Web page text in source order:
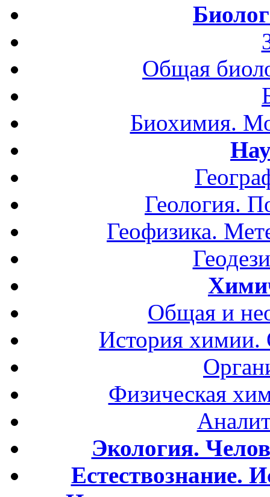
Общая
Биохимия.
Геология.
Геофизика.
Общая и
История
Физическая
Экология.
Естествознание.